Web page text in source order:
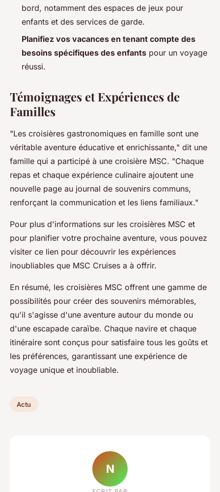
bord, notamment des espaces de jeux pour
enfants et des services de garde.
Planifiez vos vacances en tenant compte des
besoins spécifiques des enfants pour un voyage
réussi.
Témoignages et Expériences de
Familles
"Les croisières gastronomiques en famille sont une
véritable aventure éducative et enrichissante," dit une
famille qui a participé à une croisière MSC. "Chaque
repas et chaque expérience culinaire ajoutent une
nouvelle page au journal de souvenirs communs,
renforçant la communication et les liens familiaux."
Pour plus d'informations sur les croisières MSC et
pour planifier votre prochaine aventure, vous pouvez
visiter ce lien pour découvrir les expériences
inoubliables que MSC Cruises a à offrir.
En résumé, les croisières MSC offrent une gamme de
possibilités pour créer des souvenirs mémorables,
qu'il s'agisse d'une aventure autour du monde ou
d'une escapade caraïbe. Chaque navire et chaque
itinéraire sont conçus pour satisfaire tous les goûts et
les préférences, garantissant une expérience de
voyage unique et inoubliable.
Actu
N